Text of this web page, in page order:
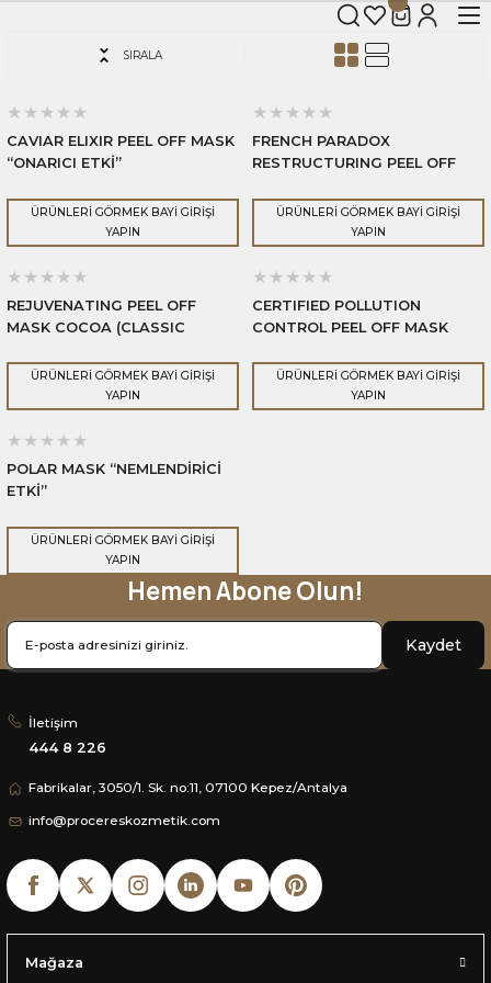
SIRALA
CAVIAR ELIXIR PEEL OFF MASK
“ONARICI ETKİ”
ÜRÜNLERİ GÖRMEK BAYİ GİRİŞİ
YAPIN
FRENCH PARADOX
RESTRUCTURING PEEL OFF
“KIRIŞIKLIK GİDERİCİ ETKİ”
ÜRÜNLERİ GÖRMEK BAYİ GİRİŞİ
YAPIN
REJUVENATING PEEL OFF
MASK COCOA (CLASSIC
ETKİ”ÜRÜNLERİ GÖRMEK BAYİ GİRİŞİ
YAPIN
CERTIFIED POLLUTION
CONTROL PEEL OFF MASK
“GENÇLEŞTİRİCİ ETKİ”
ÜRÜNLERİ GÖRMEK BAYİ GİRİŞİ
YAPIN
POLAR MASK “NEMLENDİRİCİ
ETKİ”
ÜRÜNLERİ GÖRMEK BAYİ GİRİŞİ
YAPIN
Hemen Abone Olun!
Kaydet
İletişim
444 8 226
Fabrikalar, 3050/1. Sk. no:11, 07100 Kepez/Antalya
info@procereskozmetik.com
Mağaza